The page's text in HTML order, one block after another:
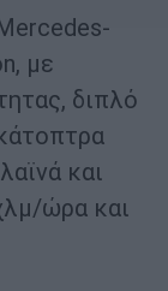
με
διπλό
και
ώρα και